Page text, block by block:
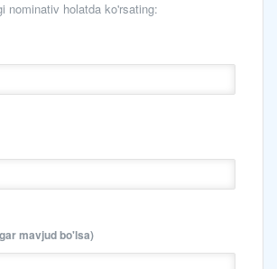
nominativ holatda ko'rsating:
mavjud bo'lsa)